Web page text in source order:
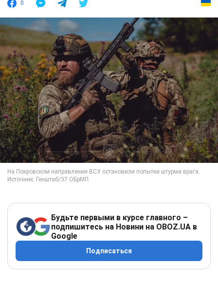
0
Будьте первыми в курсе главного –
подпишитесь на Новини на OBOZ.UA в
Google
Подписаться